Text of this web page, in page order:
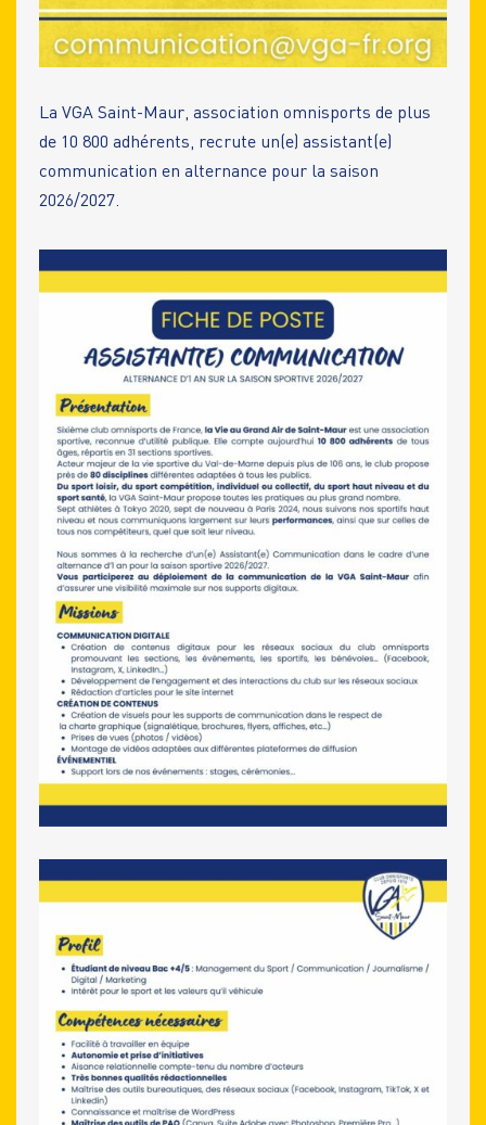
La VGA Saint-Maur, association omnisports de plus
de 10 800 adhérents, recrute un(e) assistant(e)
communication en alternance pour la saison
2026/2027.